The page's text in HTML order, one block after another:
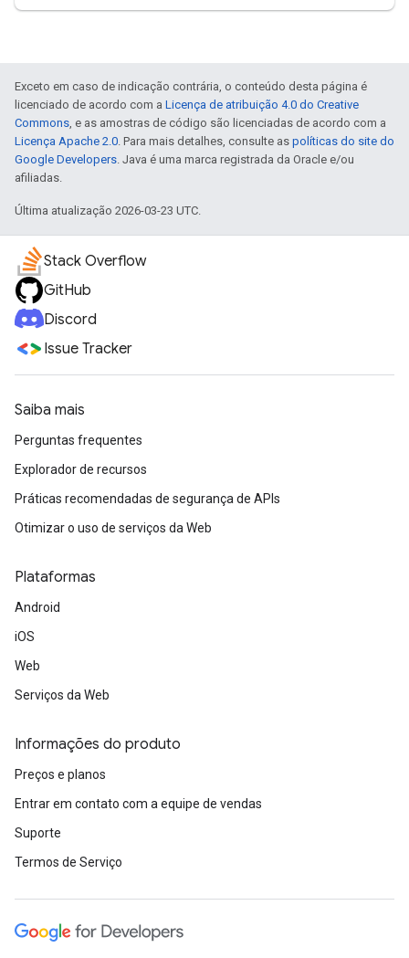
Exceto em caso de indicação contrária, o conteúdo desta página é
licenciado de acordo com a Licença de atribuição 4.0 do Creative
Commons, e as amostras de código são licenciadas de acordo com a
Licença Apache 2.0. Para mais detalhes, consulte as políticas do site do
Google Developers. Java é uma marca registrada da Oracle e/ou
afiliadas.
Última atualização 2026-03-23 UTC.
Stack Overflow
GitHub
Discord
Issue Tracker
Saiba mais
Perguntas frequentes
Explorador de recursos
Práticas recomendadas de segurança de APIs
Otimizar o uso de serviços da Web
Plataformas
Android
iOS
Web
Serviços da Web
Informações do produto
Preços e planos
Entrar em contato com a equipe de vendas
Suporte
Termos de Serviço